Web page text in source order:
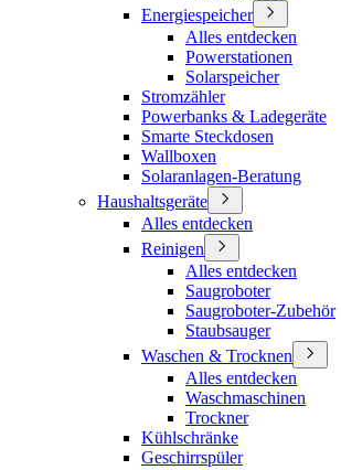
Energiespeicher
Alles entdecken
Powerstationen
Solarspeicher
Stromzähler
Powerbanks & Ladegeräte
Smarte Steckdosen
Wallboxen
Solaranlagen-Beratung
Haushaltsgeräte
Alles entdecken
Reinigen
Alles entdecken
Saugroboter
Saugroboter-Zubehör
Staubsauger
Waschen & Trocknen
Alles entdecken
Waschmaschinen
Trockner
Kühlschränke
Geschirrspüler